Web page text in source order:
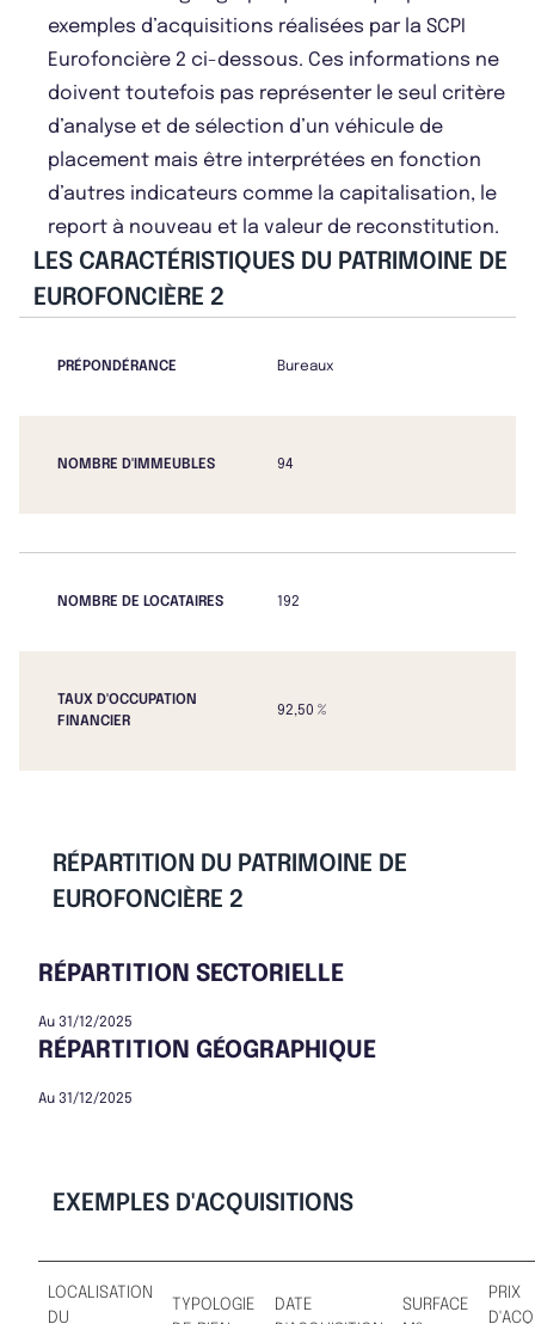
exemples d’acquisitions réalisées par la SCPI
Eurofoncière 2 ci-dessous. Ces informations ne
doivent toutefois pas représenter le seul critère
d’analyse et de sélection d’un véhicule de
placement mais être interprétées en fonction
d’autres indicateurs comme la capitalisation, le
report à nouveau et la valeur de reconstitution.
LES CARACTÉRISTIQUES DU PATRIMOINE DE
EUROFONCIÈRE 2
PRÉPONDÉRANCE Bureaux
NOMBRE D'IMMEUBLES 94
NOMBRE DE LOCATAIRES 192
TAUX D'OCCUPATION
FINANCIER
92,50 %
RÉPARTITION DU PATRIMOINE DE
EUROFONCIÈRE 2
RÉPARTITION SECTORIELLE
Au 31/12/2025
RÉPARTITION GÉOGRAPHIQUE
Au 31/12/2025
EXEMPLES D'ACQUISITIONS
LOCALISATION
DU
TYPOLOGIE
DATE
SURFACE
PRIX